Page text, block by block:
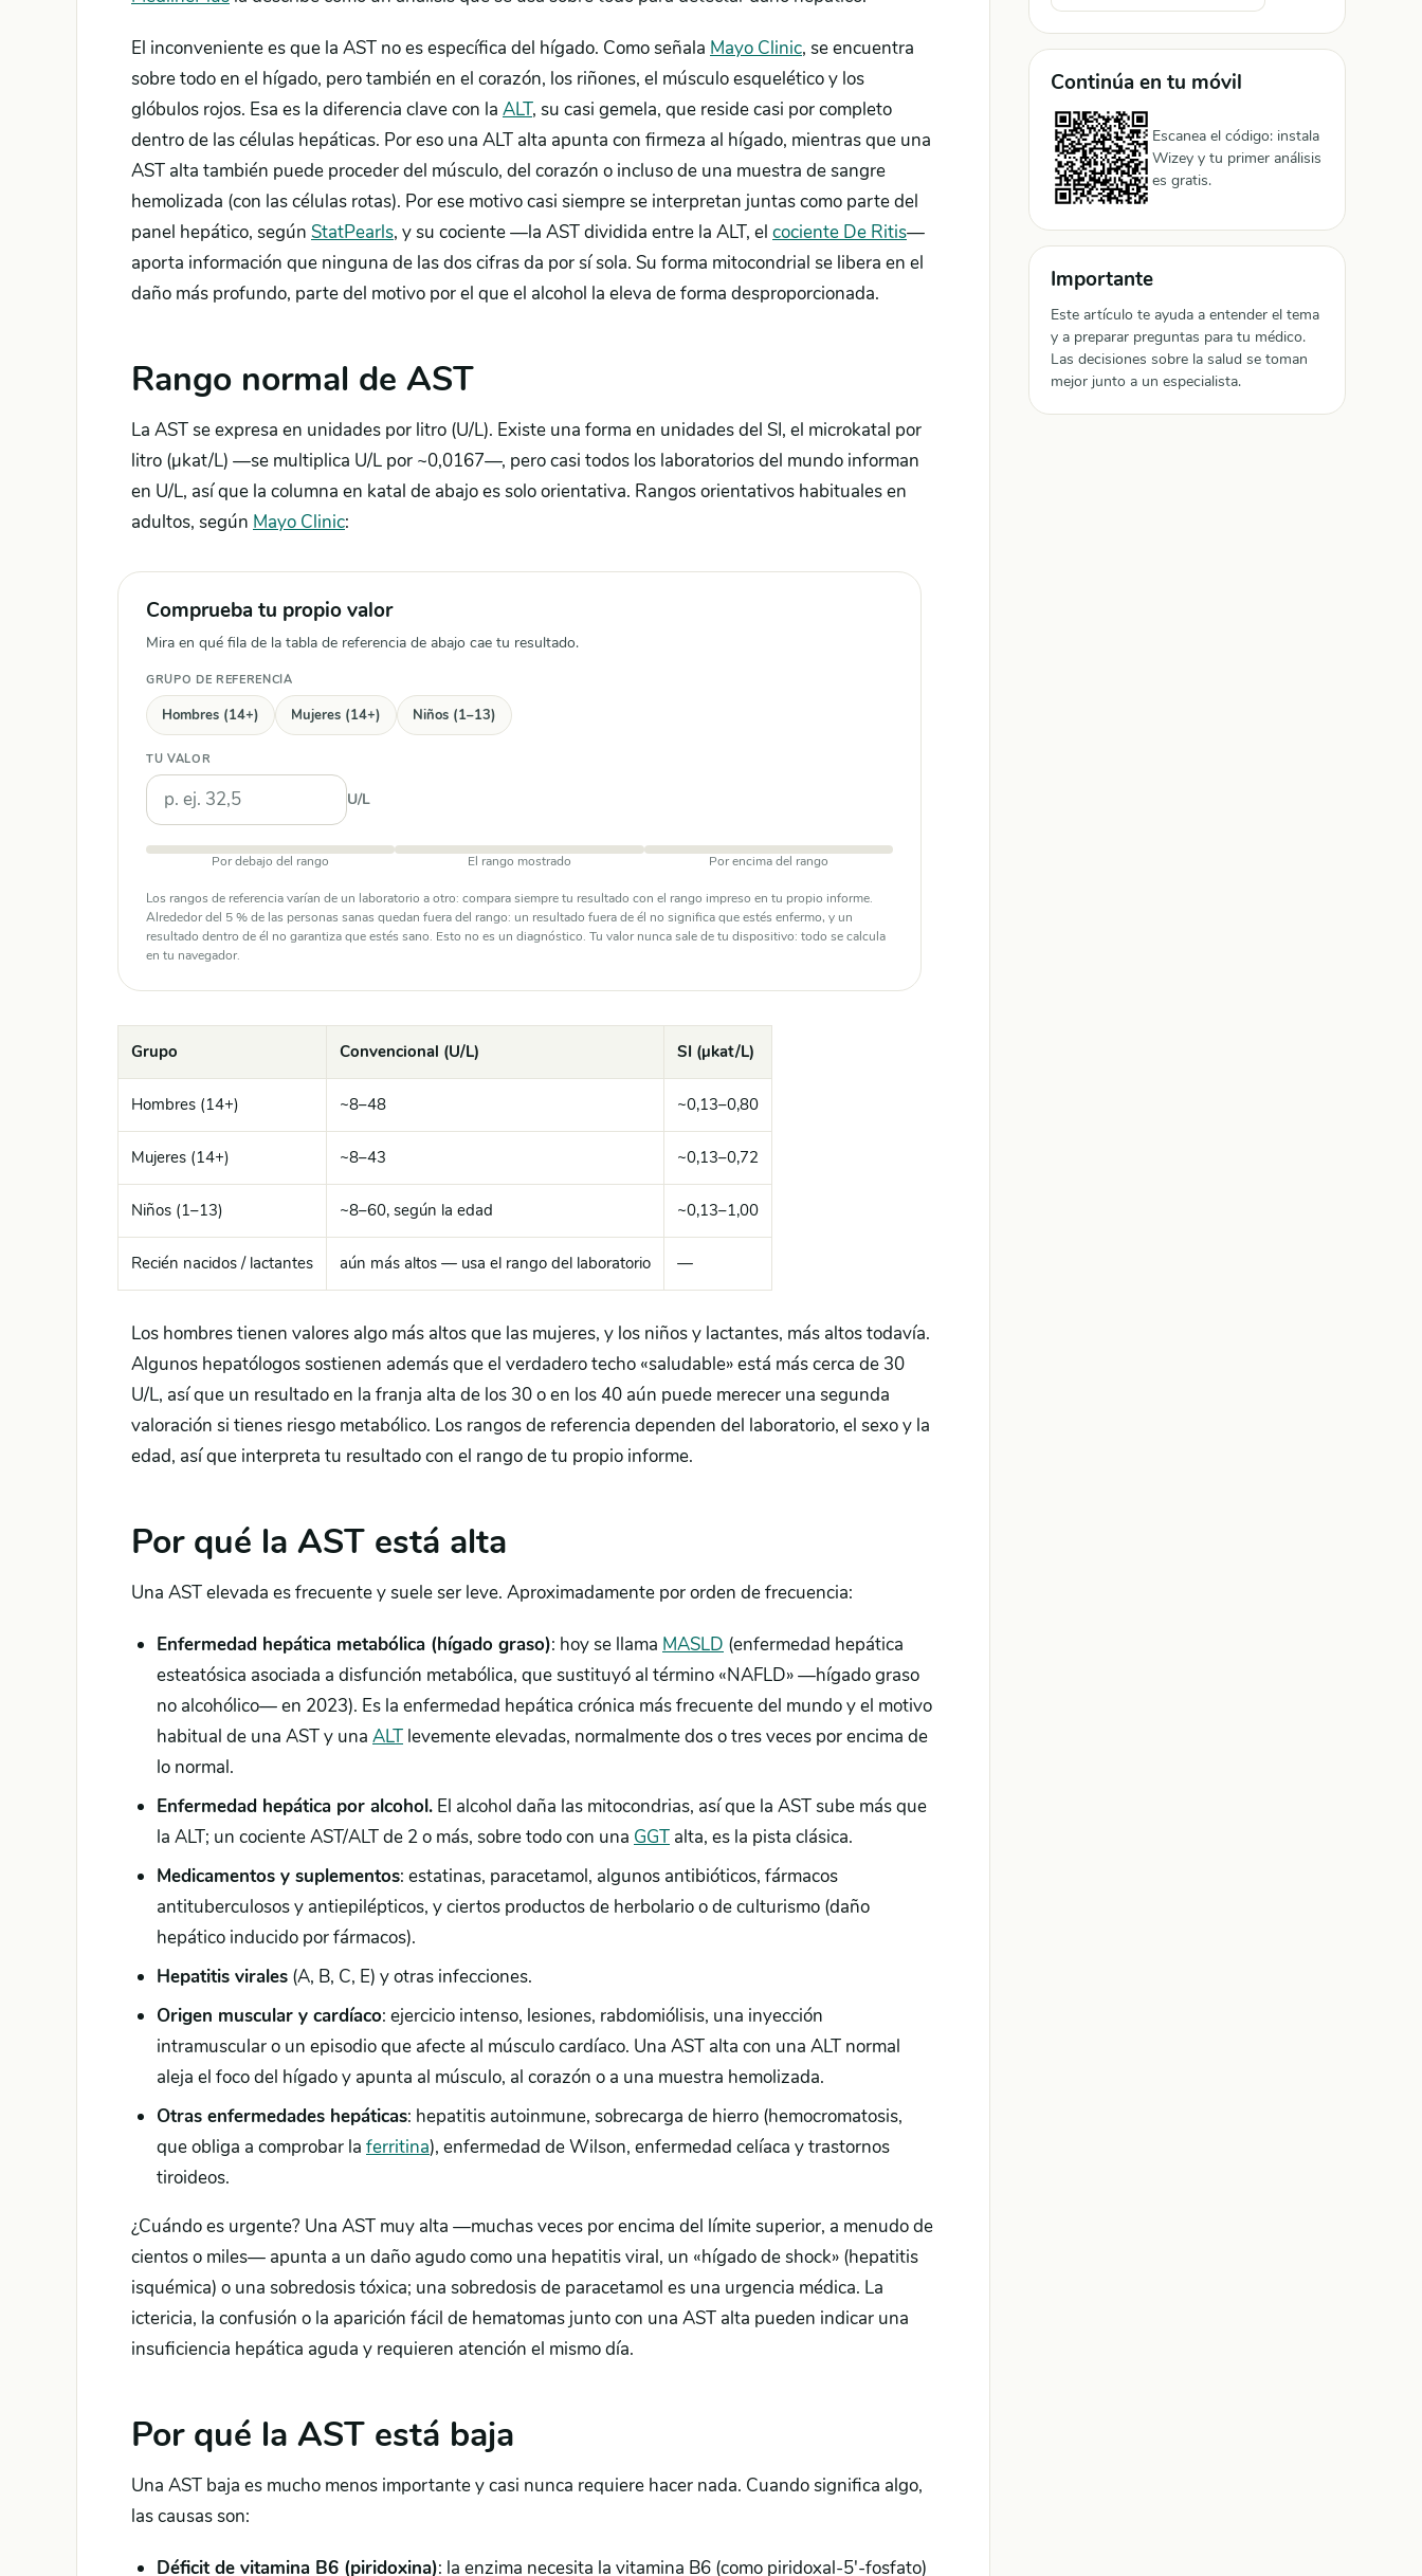
El inconveniente es que la AST no es específica del hígado. Como señala Mayo Clinic, se encuentra
sobre todo en el hígado, pero también en el corazón, los riñones, el músculo esquelético y los
glóbulos rojos. Esa es la diferencia clave con la ALT, su casi gemela, que reside casi por completo
dentro de las células hepáticas. Por eso una ALT alta apunta con firmeza al hígado, mientras que una
AST alta también puede proceder del músculo, del corazón o incluso de una muestra de sangre
hemolizada (con las células rotas). Por ese motivo casi siempre se interpretan juntas como parte del
panel hepático, según StatPearls, y su cociente —la AST dividida entre la ALT, el cociente De Ritis—
aporta información que ninguna de las dos cifras da por sí sola. Su forma mitocondrial se libera en el
daño más profundo, parte del motivo por el que el alcohol la eleva de forma desproporcionada.
Rango normal de AST
La AST se expresa en unidades por litro (U/L). Existe una forma en unidades del SI, el microkatal por
litro (µkat/L) —se multiplica U/L por ~0,0167—, pero casi todos los laboratorios del mundo informan
en U/L, así que la columna en katal de abajo es solo orientativa. Rangos orientativos habituales en
adultos, según Mayo Clinic:
Comprueba tu propio valor
Mira en qué fila de la tabla de referencia de abajo cae tu resultado.
GRUPO DE REFERENCIA
Hombres (14+) Mujeres (14+) Niños (1–13)
TU VALOR
U/L
Por debajo del rango El rango mostrado Por encima del rango
Los rangos de referencia varían de un laboratorio a otro: compara siempre tu resultado con el rango impreso en tu propio informe.
Alrededor del 5 % de las personas sanas quedan fuera del rango: un resultado fuera de él no significa que estés enfermo, y un
resultado dentro de él no garantiza que estés sano. Esto no es un diagnóstico. Tu valor nunca sale de tu dispositivo: todo se calcula
en tu navegador.
Grupo Convencional (U/L) SI (µkat/L)
Hombres (14+) ~8–48 ~0,13–0,80
Mujeres (14+) ~8–43 ~0,13–0,72
Niños (1–13) ~8–60, según la edad ~0,13–1,00
Recién nacidos / lactantes aún más altos — usa el rango del laboratorio —
Los hombres tienen valores algo más altos que las mujeres, y los niños y lactantes, más altos todavía.
Algunos hepatólogos sostienen además que el verdadero techo «saludable» está más cerca de 30
U/L, así que un resultado en la franja alta de los 30 o en los 40 aún puede merecer una segunda
valoración si tienes riesgo metabólico. Los rangos de referencia dependen del laboratorio, el sexo y la
edad, así que interpreta tu resultado con el rango de tu propio informe.
Por qué la AST está alta
Una AST elevada es frecuente y suele ser leve. Aproximadamente por orden de frecuencia:
Enfermedad hepática metabólica (hígado graso): hoy se llama MASLD (enfermedad hepática
esteatósica asociada a disfunción metabólica, que sustituyó al término «NAFLD» —hígado graso
no alcohólico— en 2023). Es la enfermedad hepática crónica más frecuente del mundo y el motivo
habitual de una AST y una ALT levemente elevadas, normalmente dos o tres veces por encima de
lo normal.
Enfermedad hepática por alcohol. El alcohol daña las mitocondrias, así que la AST sube más que
la ALT; un cociente AST/ALT de 2 o más, sobre todo con una GGT alta, es la pista clásica.
Medicamentos y suplementos: estatinas, paracetamol, algunos antibióticos, fármacos
antituberculosos y antiepilépticos, y ciertos productos de herbolario o de culturismo (daño
hepático inducido por fármacos).
Hepatitis virales (A, B, C, E) y otras infecciones.
Origen muscular y cardíaco: ejercicio intenso, lesiones, rabdomiólisis, una inyección
intramuscular o un episodio que afecte al músculo cardíaco. Una AST alta con una ALT normal
aleja el foco del hígado y apunta al músculo, al corazón o a una muestra hemolizada.
Otras enfermedades hepáticas: hepatitis autoinmune, sobrecarga de hierro (hemocromatosis,
que obliga a comprobar la ferritina), enfermedad de Wilson, enfermedad celíaca y trastornos
tiroideos.
¿Cuándo es urgente? Una AST muy alta —muchas veces por encima del límite superior, a menudo de
cientos o miles— apunta a un daño agudo como una hepatitis viral, un «hígado de shock» (hepatitis
isquémica) o una sobredosis tóxica; una sobredosis de paracetamol es una urgencia médica. La
ictericia, la confusión o la aparición fácil de hematomas junto con una AST alta pueden indicar una
insuficiencia hepática aguda y requieren atención el mismo día.
Por qué la AST está baja
Una AST baja es mucho menos importante y casi nunca requiere hacer nada. Cuando significa algo,
las causas son:
Déficit de vitamina B6 (piridoxina): la enzima necesita la vitamina B6 (como piridoxal-5′-fosfato)
Continúa en tu móvil
Escanea el código: instala
Wizey y tu primer análisis
es gratis.
Importante
Este artículo te ayuda a entender el tema
y a preparar preguntas para tu médico.
Las decisiones sobre la salud se toman
mejor junto a un especialista.